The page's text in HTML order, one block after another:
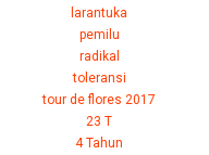
larantuka
pemilu
radikal
toleransi
tour de flores 2017
23 T
4 Tahun